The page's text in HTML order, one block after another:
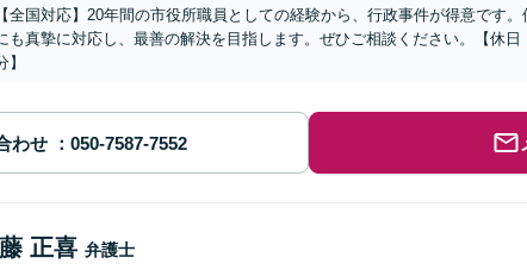
【全国対応】20年間の市役所職員としての経験から、行政事件が得意です
も真摯に対応し、最善の解決を目指します。ぜひご相談ください。【休
】
わせ
正喜 弁護士